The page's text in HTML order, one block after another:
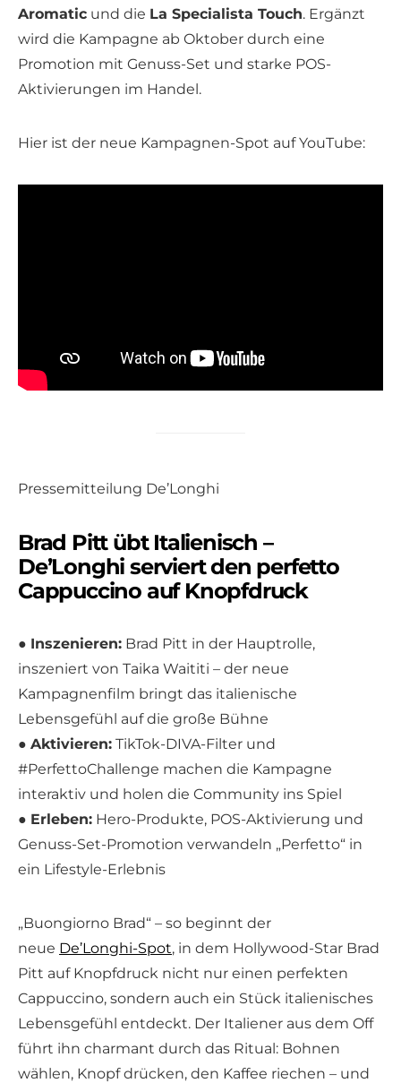
Aromatic und die La Specialista Touch. Ergänzt
wird die Kampagne ab Oktober durch eine
Promotion mit Genuss-Set und starke POS-
Aktivierungen im Handel.
Hier ist der neue Kampagnen-Spot auf YouTube:
Pressemitteilung De’Longhi
Brad Pitt übt Italienisch –
De’Longhi serviert den perfetto
Cappuccino auf Knopfdruck
● Inszenieren: Brad Pitt in der Hauptrolle,
inszeniert von Taika Waititi – der neue
Kampagnenfilm bringt das italienische
Lebensgefühl auf die große Bühne
● Aktivieren: TikTok-DIVA-Filter und
#PerfettoChallenge machen die Kampagne
interaktiv und holen die Community ins Spiel
● Erleben: Hero-Produkte, POS-Aktivierung und
Genuss-Set-Promotion verwandeln „Perfetto“ in
ein Lifestyle-Erlebnis
„Buongiorno Brad“ – so beginnt der
neue De’Longhi-Spot, in dem Hollywood-Star Brad
Pitt auf Knopfdruck nicht nur einen perfekten
Cappuccino, sondern auch ein Stück italienisches
Lebensgefühl entdeckt. Der Italiener aus dem Off
führt ihn charmant durch das Ritual: Bohnen
wählen, Knopf drücken, den Kaffee riechen – und